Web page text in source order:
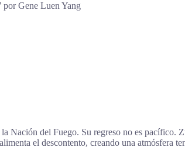
por Gene Luen Yang
Nación del Fuego. Su regreso no es pacífico.
el descontento, creando una atmósfera